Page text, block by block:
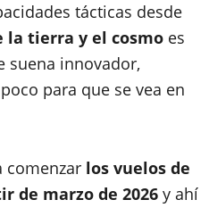
tácticas desde
tierra y el cosmo es
suena innovador,
para que se vea en
comenzar los vuelos de
de marzo de 2026 y ahí